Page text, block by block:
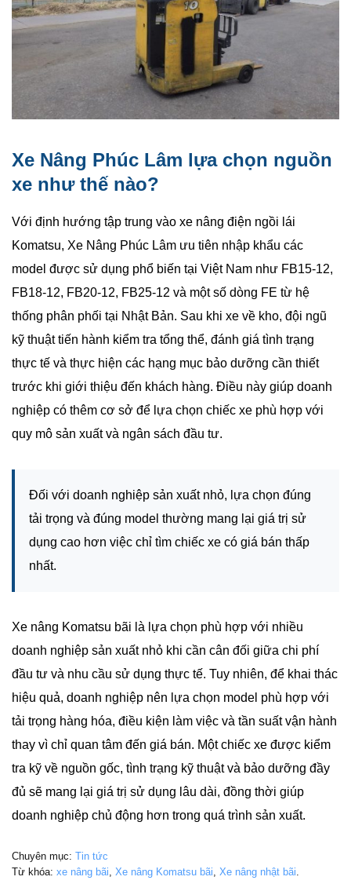
Xe Nâng Phúc Lâm lựa chọn nguồn
xe như thế nào?
Với định hướng tập trung vào xe nâng điện ngồi lái
Komatsu, Xe Nâng Phúc Lâm ưu tiên nhập khẩu các
model được sử dụng phổ biến tại Việt Nam như FB15-12,
FB18-12, FB20-12, FB25-12 và một số dòng FE từ hệ
thống phân phối tại Nhật Bản. Sau khi xe về kho, đội ngũ
kỹ thuật tiến hành kiểm tra tổng thể, đánh giá tình trạng
thực tế và thực hiện các hạng mục bảo dưỡng cần thiết
trước khi giới thiệu đến khách hàng. Điều này giúp doanh
nghiệp có thêm cơ sở để lựa chọn chiếc xe phù hợp với
quy mô sản xuất và ngân sách đầu tư.
Đối với doanh nghiệp sản xuất nhỏ, lựa chọn đúng
tải trọng và đúng model thường mang lại giá trị sử
dụng cao hơn việc chỉ tìm chiếc xe có giá bán thấp
nhất.
Xe nâng Komatsu bãi là lựa chọn phù hợp với nhiều
doanh nghiệp sản xuất nhỏ khi cần cân đối giữa chi phí
đầu tư và nhu cầu sử dụng thực tế. Tuy nhiên, để khai thác
hiệu quả, doanh nghiệp nên lựa chọn model phù hợp với
tải trọng hàng hóa, điều kiện làm việc và tần suất vận hành
thay vì chỉ quan tâm đến giá bán. Một chiếc xe được kiểm
tra kỹ về nguồn gốc, tình trạng kỹ thuật và bảo dưỡng đầy
đủ sẽ mang lại giá trị sử dụng lâu dài, đồng thời giúp
doanh nghiệp chủ động hơn trong quá trình sản xuất.
Chuyên mục: Tin tức
Từ khóa: xe nâng bãi Xe nâng Komatsu bãi Xe nâng nhật bãi